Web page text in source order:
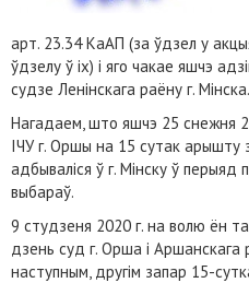
арт. 23.34 КаАП (за ўдзел у
ўдзелу ў іх) і яго чакае яшчэ
судзе Ленінскага раёну г. Мінска.
Нагадаем, што яшчэ 25 снежня
ІЧУ г. Оршы на 15 сутак арышту
адбываліся ў г. Мінску ў перыяд
выбараў.
9 студзеня 2020 г. на волю ён
дзень суд г. Орша і Аршанскага
наступным, другім запар 15-